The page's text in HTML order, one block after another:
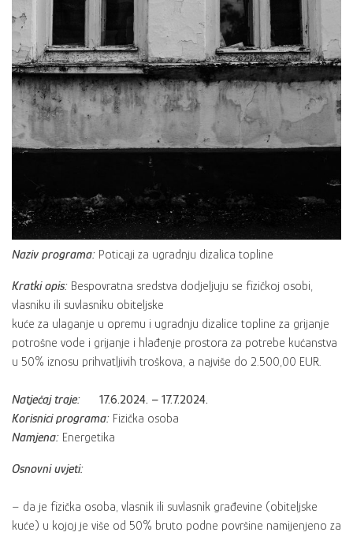
Naziv programa: Poticaji za ugradnju dizalica topline
Kratki opis: Bespovratna sredstva dodjeljuju se fizičkoj osobi,
vlasniku ili suvlasniku obiteljske
kuće za ulaganje u opremu i ugradnju dizalice topline za grijanje
potrošne vode i grijanje i hlađenje prostora za potrebe kućanstva
u 50% iznosu prihvatljivih troškova, a najviše do 2.500,00 EUR.
Natječaj traje: 17.6.2024. – 17.7.2024.
Korisnici programa: Fizička osoba
Namjena: Energetika
Osnovni uvjeti:
– da je fizička osoba, vlasnik ili suvlasnik građevine (obiteljske
kuće) u kojoj je više od 50% bruto podne površine namijenjeno za